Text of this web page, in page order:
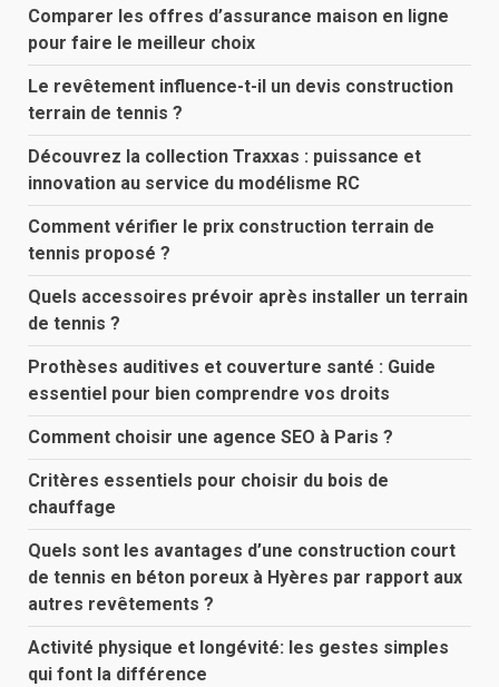
Comparer les offres d’assurance maison en ligne
pour faire le meilleur choix
Le revêtement influence-t-il un devis construction
terrain de tennis ?
Découvrez la collection Traxxas : puissance et
innovation au service du modélisme RC
Comment vérifier le prix construction terrain de
tennis proposé ?
Quels accessoires prévoir après installer un terrain
de tennis ?
Prothèses auditives et couverture santé : Guide
essentiel pour bien comprendre vos droits
Comment choisir une agence SEO à Paris ?
Critères essentiels pour choisir du bois de
chauffage
Quels sont les avantages d’une construction court
de tennis en béton poreux à Hyères par rapport aux
autres revêtements ?
Activité physique et longévité: les gestes simples
qui font la différence